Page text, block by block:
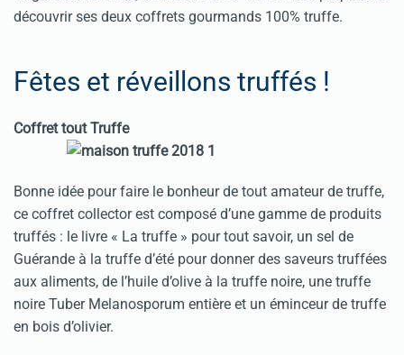
découvrir ses deux coffrets gourmands 100% truffe.
Fêtes et réveillons truffés !
Coffret tout Truffe
Bonne idée pour faire le bonheur de tout amateur de truffe,
ce coffret collector est composé d’une gamme de produits
truffés : le livre « La truffe » pour tout savoir, un sel de
Guérande à la truffe d’été pour donner des saveurs truffées
aux aliments, de l’huile d’olive à la truffe noire, une truffe
noire Tuber Melanosporum entière et un éminceur de truffe
en bois d’olivier.